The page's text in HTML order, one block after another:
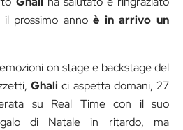
il prossimo annoè in arrivo un
on stage e backstage del
Ghali ci aspetta domani, 27
su Real Time con il suo
di Natale in ritardo, ma